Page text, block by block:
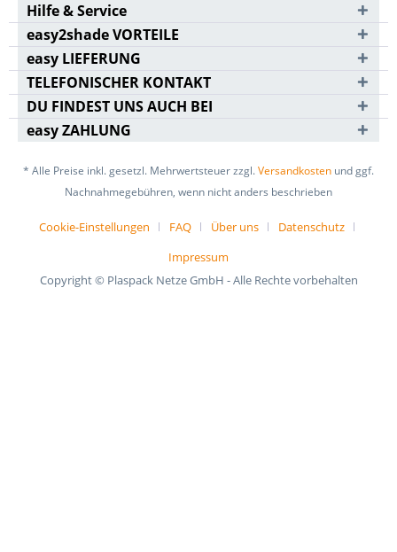
Hilfe & Service
easy2shade VORTEILE
easy LIEFERUNG
TELEFONISCHER KONTAKT
DU FINDEST UNS AUCH BEI
easy ZAHLUNG
* Alle Preise inkl. gesetzl. Mehrwertsteuer zzgl.Versandkosten und ggf.
Nachnahmegebühren, wenn nicht anders beschrieben
Cookie-Einstellungen FAQ Über uns
Datenschutz
Impressum
Copyright © Plaspack Netze GmbH - Alle Rechte vorbehalten